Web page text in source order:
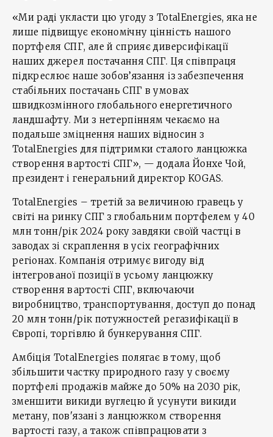
«Ми раді укласти цю угоду з TotalEnergies, яка не
лише підвищує економічну цінність нашого
портфеля СПГ, але й сприяє диверсифікації
наших джерел постачання СПГ. Ця співпраця
підкреслює наше зобов’язання із забезпечення
стабільних постачань СПГ в умовах
швидкозмінного глобального енергетичного
ландшафту. Ми з нетерпінням чекаємо на
подальше зміцнення наших відносин з
TotalEnergies для підтримки сталого ланцюжка
створення вартості СПГ», — додала Йонхе Чой,
президент і генеральний директор KOGAS.
TotalEnergies – третій за величиною гравець у
світі на ринку СПГ з глобальним портфелем у 40
млн тонн/рік 2024 року завдяки своїй частці в
заводах зі скраплення в усіх географічних
регіонах. Компанія отримує вигоду від
інтегрованої позиції в усьому ланцюжку
створення вартості СПГ, включаючи
виробництво, транспортування, доступ до понад
20 млн тонн/рік потужностей регазифікації в
Європі, торгівлю й бункерування СПГ.
Амбіція TotalEnergies полягає в тому, щоб
збільшити частку природного газу у своєму
портфелі продажів майже до 50% на 2030 рік,
зменшити викиди вуглецю й усунути викиди
метану, пов'язані з ланцюжком створення
вартості газу, а також співпрацювати з